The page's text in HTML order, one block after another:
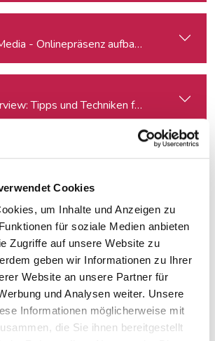
Cookies
um Inhalte und Anzeigen zu
für soziale Medien anbieten
Zugriffe auf unsere Website zu
geben wir Informationen zu Ihrer
Website an unsere Partner für
und Analysen weiter. Unsere
Informationen möglicherweise mit
die Sie ihnen bereitgestellt
- Onlinepräsenz aufbauen & Beiträge
Tipps und Techniken für TV und Web
Elections: Issues at stake and
– Grundlagen